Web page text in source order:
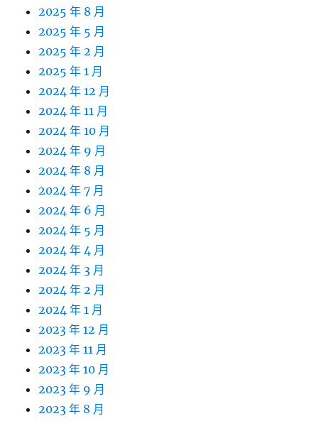
2025 年 8 月
2025 年 5 月
2025 年 2 月
2025 年 1 月
2024 年 12 月
2024 年 11 月
2024 年 10 月
2024 年 9 月
2024 年 8 月
2024 年 7 月
2024 年 6 月
2024 年 5 月
2024 年 4 月
2024 年 3 月
2024 年 2 月
2024 年 1 月
2023 年 12 月
2023 年 11 月
2023 年 10 月
2023 年 9 月
2023 年 8 月